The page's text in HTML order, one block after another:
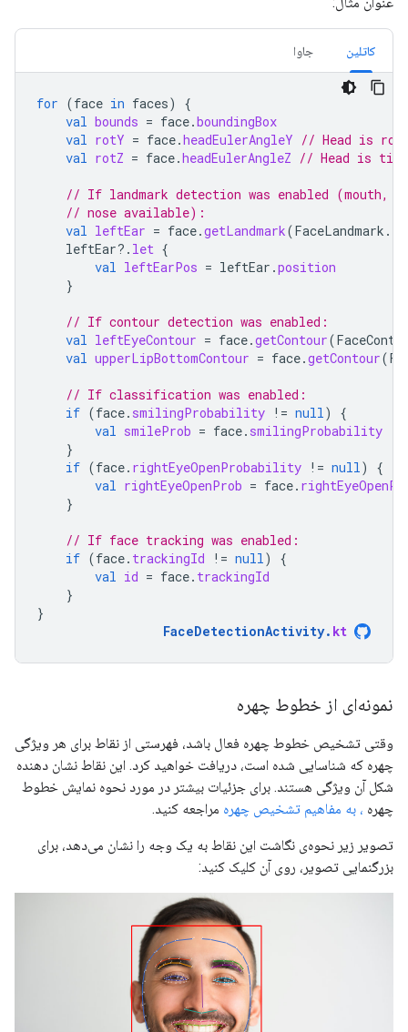
کاتلین جاوا
for (face in faces)
{
val bounds = face.boundingBox
val rotY = face.headEulerAngleY // Head is
val rotZ = face.headEulerAngleZ // Head is
// If landmark detection was enabled (mouth,
// nose available):
val leftEar = face.getLandmark(FaceLandmark .
leftEar?. let {
val leftEarPos = leftEar .position
}
// If contour detection was enabled:
val leftEyeContour = face.getContour(
val upperLipBottomContour = face.getContour(
// If classification was enabled:
if (face. smilingProbability != null)
{
val smileProb = face. smilingProbability
}
if (face. rightEyeOpenProbability != null)
{
val rightEyeOpenProb = face.
}
// If face tracking was enabled:
if (face. trackingId != null)
{
val id = face. trackingId
}
}
FaceDetectionActivity. kt
نمونه‌ای از خطوط چهره
وقتی تشخیص خطوط چهره فعال باشد، فهرستی از نقاط برای هر ویژگی
چهره که شناسایی شده است، دریافت خواهید کرد. این نقاط نشان دهنده
شکل آن ویژگی هستند. برای جزئیات بیشتر در مورد نحوه نمایش خطوط
چهره ، به مفاهیم تشخیص چهره مراجعه کنید.
تصویر زیر نحوه‌ی نگاشت این نقاط به یک وجه را نشان می‌دهد، برای
بزرگنمایی تصویر، روی آن کلیک کنید: